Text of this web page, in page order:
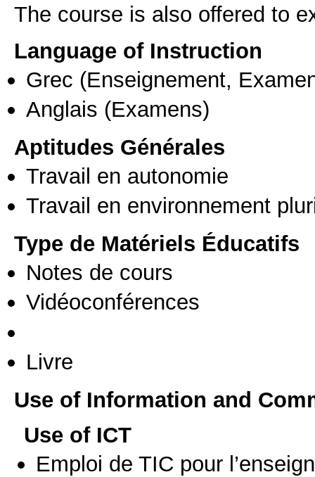
The course is also offered to
Language of Instruction
Grec (Enseignement,
Anglais (Examens)
Aptitudes Générales
Travail en autonomie
Travail en environnement
Type de Matériels Éducatifs
Notes de cours
Vidéoconférences
Livre
Use of Information and
Use of ICT
Emploi de TIC pour